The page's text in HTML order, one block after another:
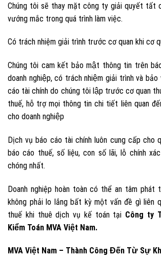
Chúng tôi sẽ thay mặt công ty giải quyết tất
vướng mắc trong quá trình làm việc.
Có trách nhiệm giải trình trước cơ quan khi cơ
Chúng tôi cam kết bảo mật thông tin trên
doanh nghiệp, có trách nhiệm giải trình và
cáo tài chính do chúng tôi lập trước cơ quan
thuế, hỗ trợ mọi thông tin chi tiết liên quan
cho doanh nghiệp
Dịch vụ báo cáo tài chính luôn cung cấp cho
báo cáo thuế, số liệu, con số lãi, lỗ chính
chóng nhất.
Doanh nghiệp hoàn toàn có thể an tâm phát
không phải lo lắng bất kỳ một vấn đề gì liên
thuế khi thuê dịch vụ kế toán tại Công ty
Kiểm Toán MVA Việt Nam.
MVA Việt Nam – Thành Công Đến Từ Sự